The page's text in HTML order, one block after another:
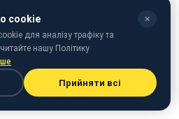
cookie ✕
для аналізу трафіку та
нашу Політику
Прийняти всі